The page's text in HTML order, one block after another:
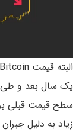
یک سال بعد و طی
سطح قیمت قبلی
زیاد به دلیل